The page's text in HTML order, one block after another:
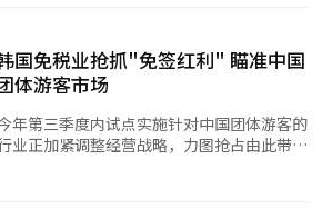
此外，通过“VIA SHINSEGAE”购买旅游
的新世界百货VIP会员积分。 新世界
启动相关筹备工作。自同年成立特别工作
约两年时间，最终将于下月正式推出旅游
月追加“综合旅游业务”，完成了制度层面
建了约15人的专职部门，为旅游平台的运营
是一台售货机，而是集成尖端技术的AI设
需要护照、机票、本人身份确认等流程，因
一台机器中，并无误地实现无人操作。该设
需的所有身份验证流程。顾客选择商品后，
进行扫描，并通过设备前方的摄像头拍摄照
完成机票核验及信用卡识别后即可付款。
技术难度极高，扫描护照中的文字和照片
符识别（OCR）技术，即使护照有折痕，也
国免税业抢抓"免签红利" 瞄准中国
体游客市场
年第三季度内试点实施针对中国团体游客的
业正加紧调整经营战略，力图抢占由此带来
遍预计，若政策正式落地，访韩中国游客